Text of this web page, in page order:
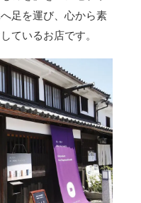
足を運び、心から素
ているお店です。